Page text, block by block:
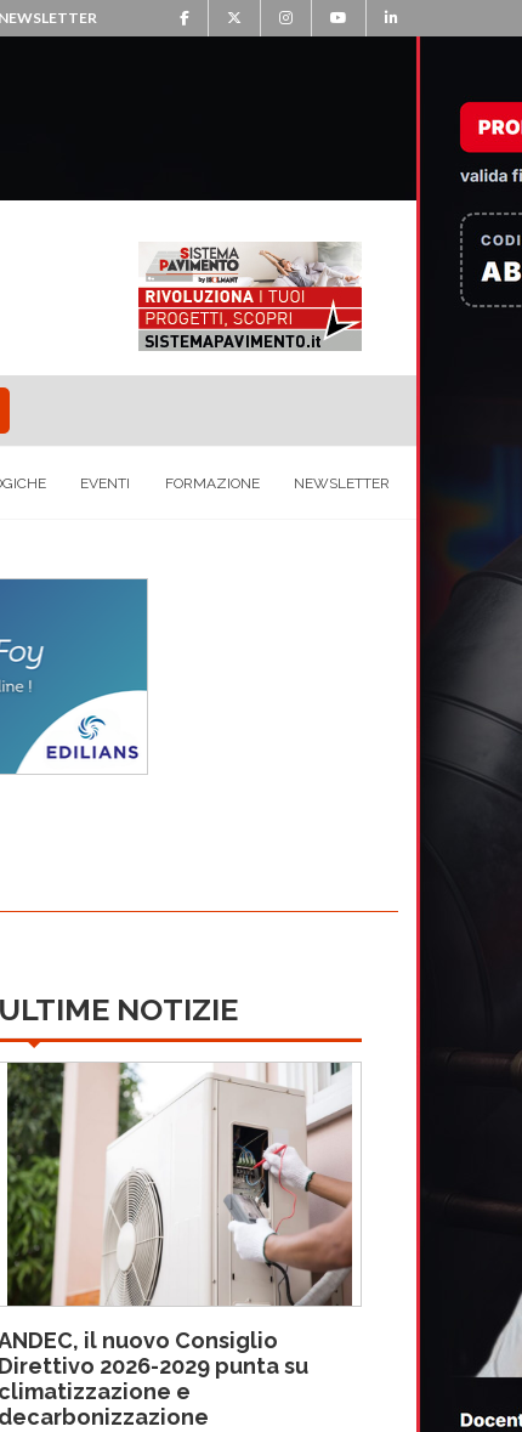
EVENTI FORMAZIONE NEWSLETTER
ULTIME NOTIZIE
il nuovo Consiglio
Direttivo 2026-2029 punta su
climatizzazione e
decarbonizzazione